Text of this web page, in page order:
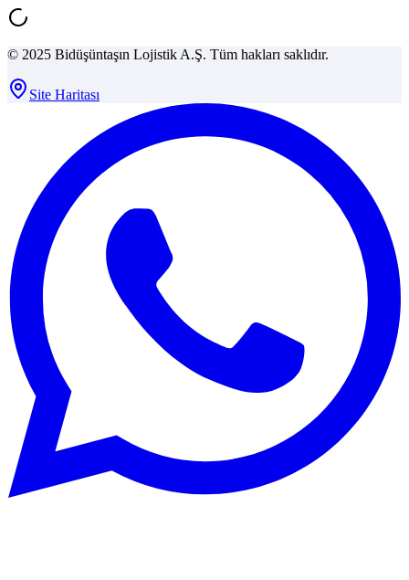
© 2025 Bidüşüntaşın Lojistik A.Ş. Tüm hakları saklıdır.
Site Haritası